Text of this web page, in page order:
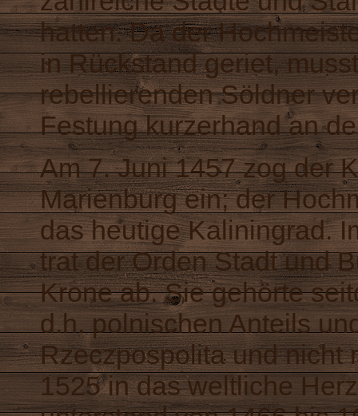
hatten. Da der
in Rückstand geriet,
rebellierenden Söldner
Festung kurzerhand an
Am 7. Juni 1457 zog der
Marienburg ein; der
das heutige Kaliningrad.
trat der Orden Stadt und
Krone ab. Sie gehörte
d.h. polnischen Anteils
Rzeczpospolita und nicht
1525 in das weltliche